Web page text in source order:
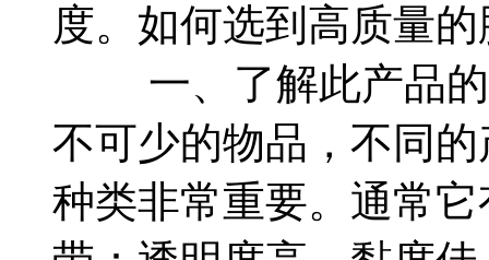
度。如何选到高质量
一、了解此产品
不可少的物品，不同
种类非常重要。通